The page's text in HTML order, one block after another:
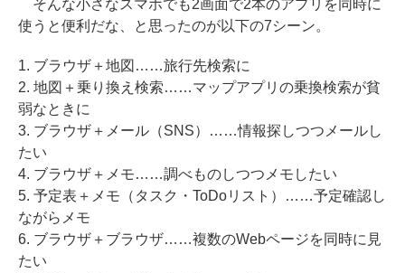
そんな小さなスマホでも2画面で2本のアプリを同時に
使うと便利だな、と思ったのが以下の7シーン。
1. ブラウザ＋地図……旅行先検索に
2. 地図＋乗り換え検索……マップアプリの乗換検索が貧
弱なときに
3. ブラウザ＋メール（SNS）……情報探しつつメールし
たい
4. ブラウザ＋メモ……調べものしつつメモしたい
5. 予定表＋メモ（タスク・ToDoリスト）……予定確認し
ながらメモ
6. ブラウザ＋ブラウザ……複数のWebページを同時に見
たい